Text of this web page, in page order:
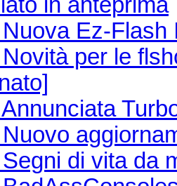
Ez-Flash
per le
di vita da